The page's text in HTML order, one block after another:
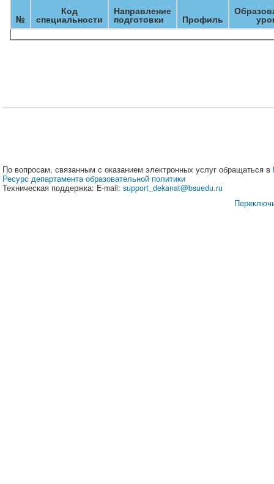
№
Код
специальности
Направление
подготовки Профиль
По вопросам, связанным с оказанием электронных услуг обращаться в
Ресурс департамента образовательной политики
Техническая поддержка: E-mail: support_dekanat@bsuedu.ru